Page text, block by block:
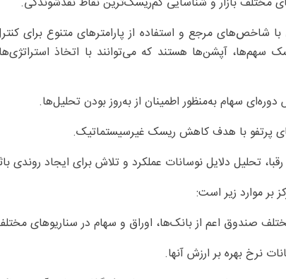
شاخص‌های مرجع و استفاده از پارامترهای متنوع برای
سهم‌ها، آپشن‌ها هستند که می‌توانند با اتخاذ
بر موارد زیر است: